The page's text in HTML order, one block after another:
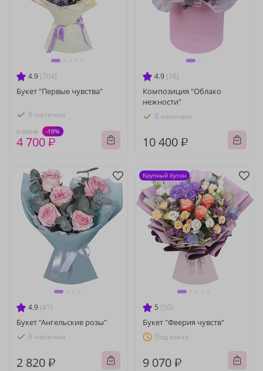
4.9 (704)
Букет "Первые чувства"
В наличии
5 220 ₽ -10%
4 700 ₽
4.9 (76)
Композиция "Облако
нежности"
В наличии
10 400 ₽
4.9 (41)
Букет "Ангельские розы"
В наличии
2 820 ₽
5 (50)
Букет "Феерия чувств"
Под заказ
9 070 ₽
Крупный бутон